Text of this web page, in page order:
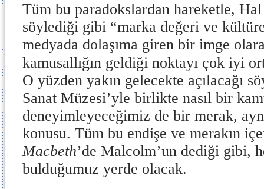
Tüm bu paradokslardan hareketle, Hal
söylediği gibi “marka değeri ve
medyada dolaşıma giren bir imge
kamusallığın geldiği noktayı çok iyi
O yüzden yakın gelecekte açılacağı
Sanat Müzesi’yle birlikte nasıl bir
deneyimleyeceğimiz de bir merak,
konusu. Tüm bu endişe ve merakın
Macbeth’de Malcolm’un dediği gibi,
bulduğumuz yerde olacak.